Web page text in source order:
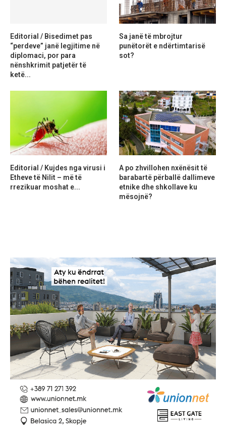
Editorial / Bisedimet pas
“perdeve” janë legjitime në
diplomaci, por para
nënshkrimit patjetër të
ketë...
Sa janë të mbrojtur
punëtorët e ndërtimtarisë
sot?
Editorial / Kujdes nga virusi i
Etheve të Nilit – më të
rrezikuar moshat e...
A po zhvillohen nxënësit të
barabartë përballë dallimeve
etnike dhe shkollave ku
mësojnë?